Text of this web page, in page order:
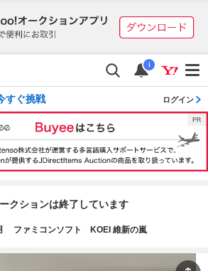
i
すぐ挑戦 ログイン
クションは終了しています
ファミコンソフト KOEI 維新の嵐